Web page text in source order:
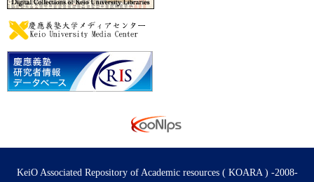
KeiO Associated Repository of Academic resources ( KOARA ) -2008-